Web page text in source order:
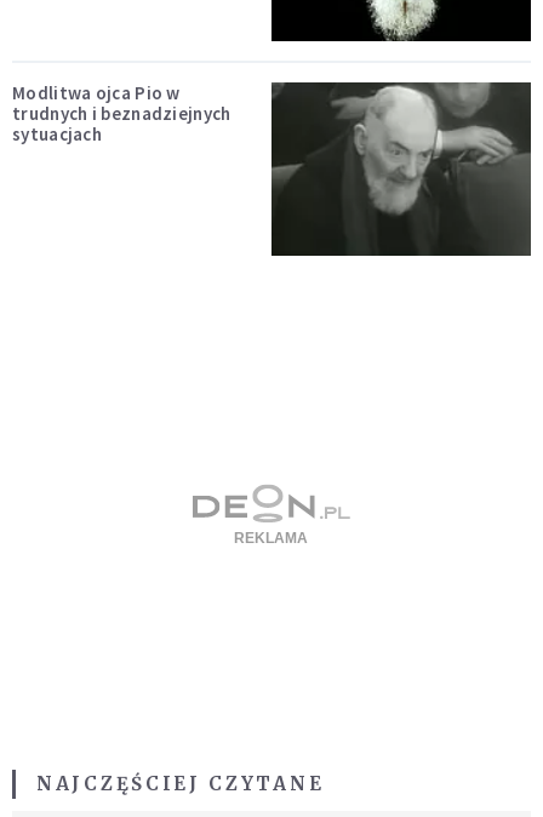
Modlitwa ojca Pio w
trudnych i beznadziejnych
sytuacjach
NAJCZĘŚCIEJ CZYTANE